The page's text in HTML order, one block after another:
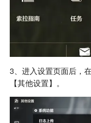
3、进入设置页面后，
【其他设置】。